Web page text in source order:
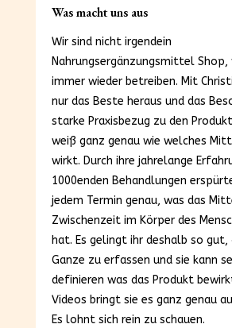
Was macht uns aus
Wir sind nicht irgendein
Nahrungsergänzungsmittel Shop,
immer wieder betreiben. Mit
nur das Beste heraus und das
starke Praxisbezug zu den
weiß ganz genau wie welches
wirkt. Durch ihre jahrelange
1000enden Behandlungen
jedem Termin genau, was das
Zwischenzeit im Körper des
hat. Es gelingt ihr deshalb so gut,
Ganze zu erfassen und sie kann
definieren was das Produkt
Videos bringt sie es ganz genau
Es lohnt sich rein zu schauen.